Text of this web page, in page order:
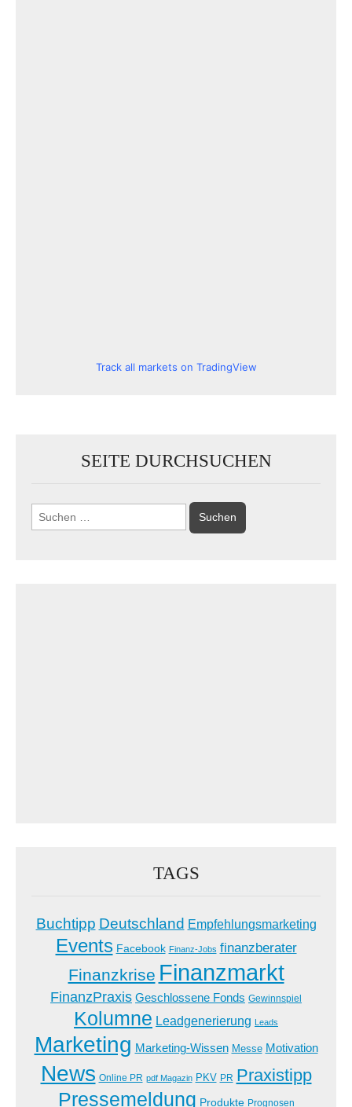
Track all markets on TradingView
SEITE DURCHSUCHEN
Suchen
nach:
TAGS
Buchtipp Deutschland Empfehlungsmarketing
Events Facebook Finanz-Jobs finanzberater
Finanzkrise Finanzmarkt
FinanzPraxis Geschlossene Fonds Gewinnspiel
Kolumne Leadgenerierung Leads
Marketing Marketing-Wissen Messe Motivation
News Online PR pdf Magazin PKV PR Praxistipp
Pressemeldung Produkte Prognosen